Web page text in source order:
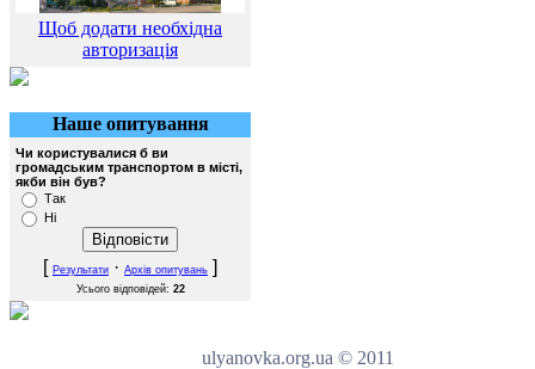
Щоб додати необхідна
авторизація
Наше опитування
Чи користувалися б ви
громадським транспортом в місті,
якби він був?
Так
Ні
[ Результати · Архів опитувань ]
Усього відповідей: 22
ulyanovka.org.ua © 2011